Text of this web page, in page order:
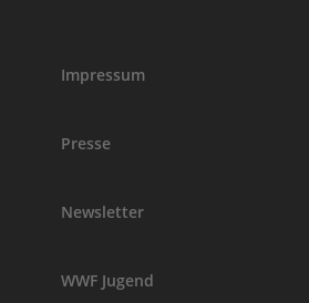
Impressum
Presse
Newsletter
WWF Jugend